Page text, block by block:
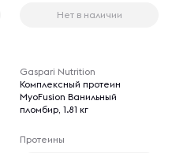
Нет в наличии
Gaspari Nutrition
Комплексный протеин
MyoFusion Ванильный
пломбир, 1.81 кг
Протеины